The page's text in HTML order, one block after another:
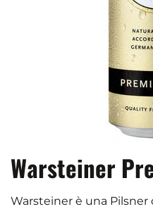
Warsteiner
Warsteiner è una Pilsner